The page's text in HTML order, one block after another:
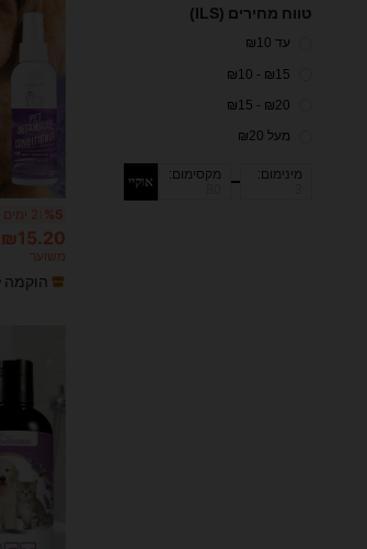
טווח מחירים (ILS)
עד ₪10
₪15 - ₪10
₪20 - ₪15
מעל ₪20
מינימום: מקסימום: אוקיי
%5
₪15.20
משוער
הוקמה